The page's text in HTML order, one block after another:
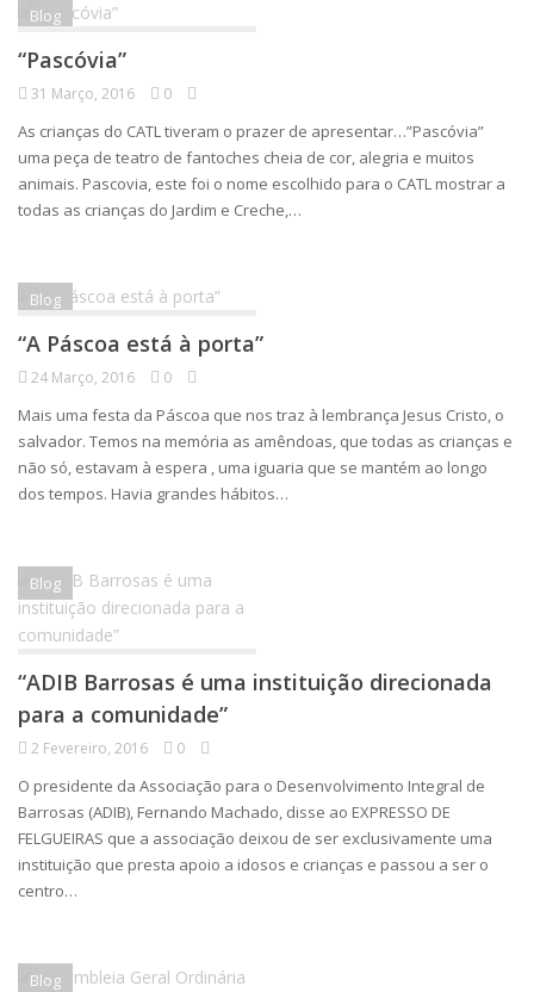
Blog
“Pascóvia”
31 Março, 2016 0
As crianças do CATL tiveram o prazer de apresentar…”Pascóvia”
uma peça de teatro de fantoches cheia de cor, alegria e muitos
animais. Pascovia, este foi o nome escolhido para o CATL mostrar a
todas as crianças do Jardim e Creche,…
Blog
“A Páscoa está à porta”
24 Março, 2016 0
Mais uma festa da Páscoa que nos traz à lembrança Jesus Cristo, o
salvador. Temos na memória as amêndoas, que todas as crianças e
não só, estavam à espera , uma iguaria que se mantém ao longo
dos tempos. Havia grandes hábitos…
Blog
“ADIB Barrosas é uma instituição direcionada
para a comunidade”
2 Fevereiro, 2016 0
O presidente da Associação para o Desenvolvimento Integral de
Barrosas (ADIB), Fernando Machado, disse ao EXPRESSO DE
FELGUEIRAS que a associação deixou de ser exclusivamente uma
instituição que presta apoio a idosos e crianças e passou a ser o
centro…
Blog